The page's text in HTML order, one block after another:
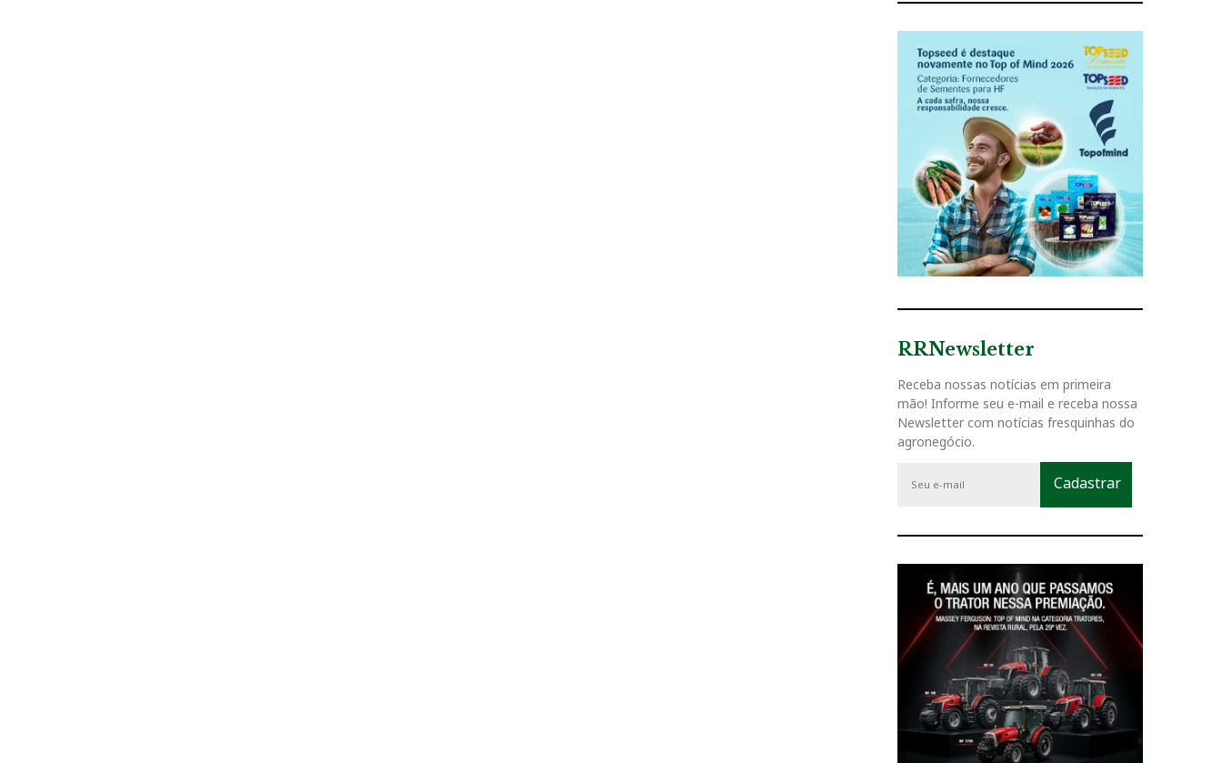
RRNewsletter
Receba nossas notícias em primeira
mão! Informe seu e-mail e receba nossa
Newsletter com notícias fresquinhas do
agronegócio.